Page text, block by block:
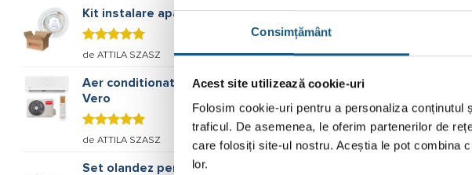
Consimțământ
Acest site utilizează cookie-uri
Folosim cookie-uri pentru a personaliza
traficul. De asemenea, le oferim partenerilor de
care folosiți site-ul nostru. Aceștia le pot combina
lor.
5
Kit instalare aparate de
Evaluat la
5
de ATTILA SZASZ
Aer conditionat Inventor
Vero
Evaluat la
5
de ATTILA SZASZ
Set olandez pentru